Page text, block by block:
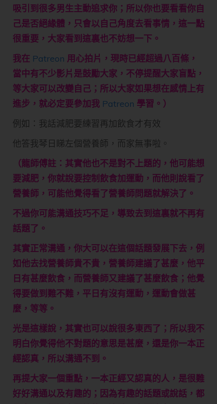
吸引到很多男生主動追求你；所以你也要看看你自
己是否絕緣體，只會以自己角度去看事情，這一點
很重要，大家看到這裏也不妨想一下。
我在 Patreon 用心拍片，現時已經超過八百條，
當中有不少影片是鼓勵大家，不停提醒大家盲點，
等大家可以改變自己；所以大家如果想在感情上有
進步，就必定要參加我 Patreon 學習。）
例如：我話減肥要練習再加飲食才有效
他答我琴日睇左個營養師，而家無事啦。
（龍師傅註：其實他也不是對不上題的，他可能想
要減肥，你就說要控制飲食加運動，而他則說看了
營養師，可能他覺得看了營養師問題就解決了。
不過你可能溝通技巧不足，導致去到這裏就不再有
話題了。
其實正常溝通，你大可以在這個話題發展下去，例
如他去找營養師貴不貴，營養師建議了甚麼，他平
日有甚麼飲食，而營養師又建議了甚麼飲食；他覺
得要做到難不難，平日有沒有運動，運動會做甚
麼，等等。
光是這樣說，其實也可以說很多東西了；所以我不
明白你覺得他不對題的意思是甚麼，還是你一本正
經認真，所以溝通不到。
再提大家一個重點，一本正經又認真的人，是很難
好好溝通以及有趣的；因為有趣的話題或說話，都